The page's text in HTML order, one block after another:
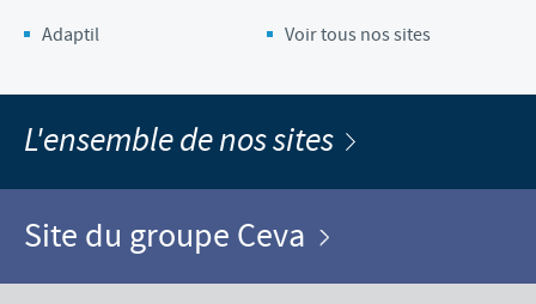
Adaptil
Voir tous nos sites
L'ensemble de nos sites
Site du groupe Ceva